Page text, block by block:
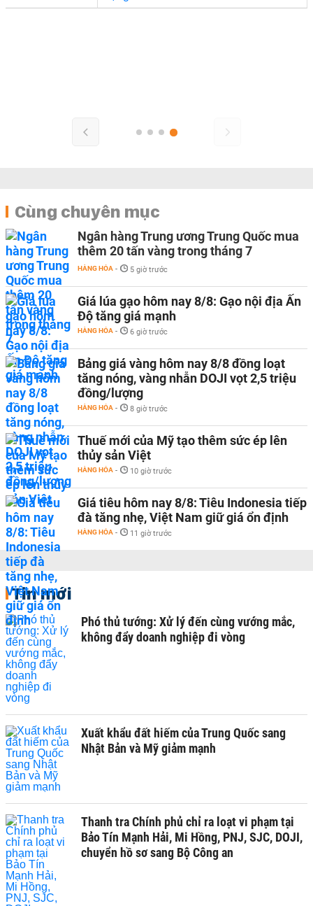
Cùng chuyên mục
Ngân hàng Trung ương Trung Quốc mua
thêm 20 tấn vàng trong tháng 7
HÀNG HÓA - 5 giờ trước
Giá lúa gạo hôm nay 8/8: Gạo nội địa Ấn
Độ tăng giá mạnh
HÀNG HÓA - 6 giờ trước
Bảng giá vàng hôm nay 8/8 đồng loạt
tăng nóng, vàng nhẫn DOJI vọt 2,5 triệu
đồng/lượng
HÀNG HÓA - 8 giờ trước
Thuế mới của Mỹ tạo thêm sức ép lên
thủy sản Việt
HÀNG HÓA - 10 giờ trước
Giá tiêu hôm nay 8/8: Tiêu Indonesia tiếp
đà tăng nhẹ, Việt Nam giữ giá ổn định
HÀNG HÓA - 11 giờ trước
Tin mới
Phó thủ tướng: Xử lý đến cùng vướng mắc,
không đẩy doanh nghiệp đi vòng
Xuất khẩu đất hiếm của Trung Quốc sang
Nhật Bản và Mỹ giảm mạnh
Thanh tra Chính phủ chỉ ra loạt vi phạm tại
Bảo Tín Mạnh Hải, Mi Hồng, PNJ, SJC, DOJI,
chuyển hồ sơ sang Bộ Công an